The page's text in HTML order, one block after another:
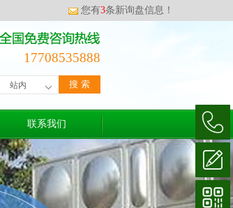
您有3条新询盘信息！
17708535888
联系我们